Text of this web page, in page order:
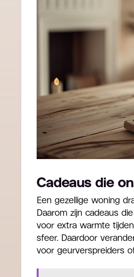
Cadeaus die
Een gezellige woning
Daarom zijn cadeaus
voor extra warmte
sfeer. Daardoor
voor geurverspreiders